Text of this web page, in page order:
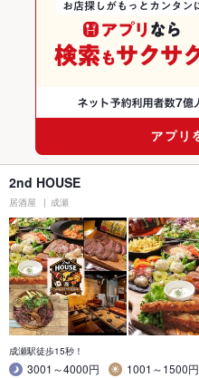
2nd HOUSE
居酒屋 成瀬
成瀬駅徒歩15秒！
3001～4000円
1001～1500円